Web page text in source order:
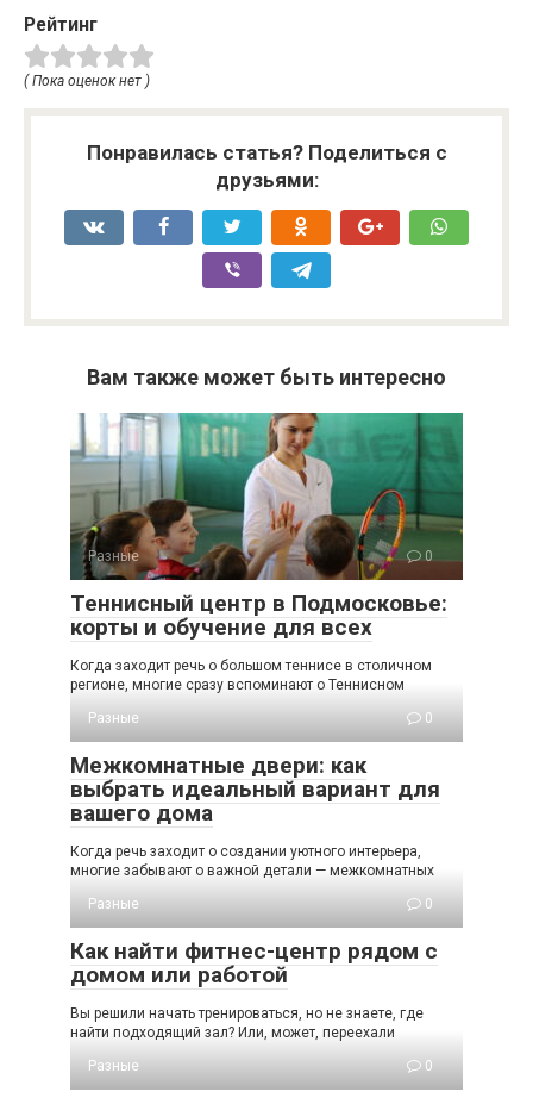
Рейтинг
( Пока оценок нет )
Понравилась статья? Поделиться с
друзьями:
Вам также может быть интересно
Разные 0
Теннисный центр в Подмосковье:
корты и обучение для всех
Когда заходит речь о большом теннисе в столичном
регионе, многие сразу вспоминают о Теннисном
Разные
0
Межкомнатные двери: как
выбрать идеальный вариант для
вашего дома
Когда речь заходит о создании уютного интерьера,
многие забывают о важной детали — межкомнатных
Разные
0
Как найти фитнес-центр рядом с
домом или работой
Вы решили начать тренироваться, но не знаете, где
найти подходящий зал? Или, может, переехали
Разные
0